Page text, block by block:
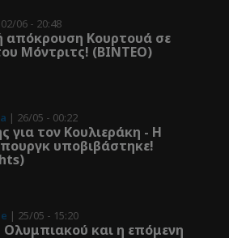
06 - 20:48
απόκρουση Κουρτουά σε
Μόντριτς! (ΒΙΝΤΕΟ)
| 26/05 - 00:22
για τον Κουλιεράκη - Η
υποβιβάστηκε!
| 25/05 - 15:20
και η επόμενη